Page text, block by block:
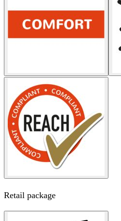
Retail package